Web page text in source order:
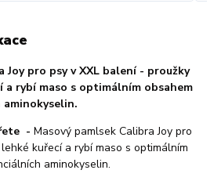
Joy pro psy v XXL balení - proužky
a rybí maso s optimálním obsahem
aminokyselin.
- Masový pamlsek Calibra Joy pro
kuřecí a rybí maso s optimálním
aminokyselin.